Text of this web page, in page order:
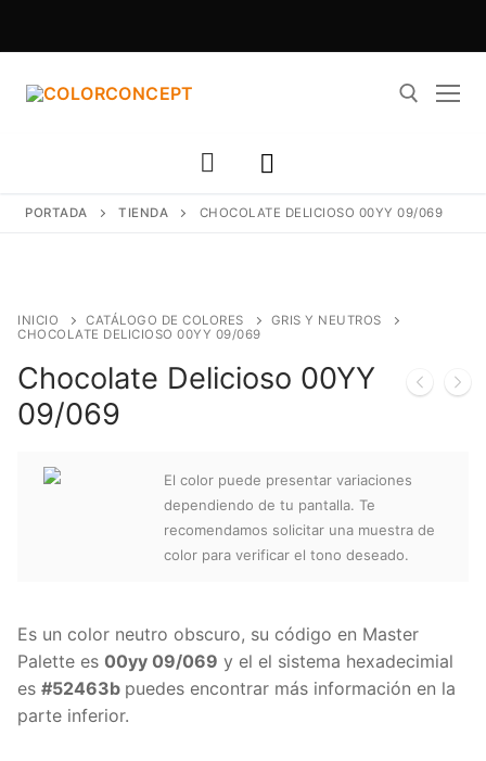
PORTADA TIENDA CHOCOLATE DELICIOSO 00YY 09/069
INICIO CATÁLOGO DE COLORES
GRIS Y NEUTROS
CHOCOLATE DELICIOSO 00YY 09/069
Chocolate Delicioso 00YY
09/069
El color puede presentar variaciones
dependiendo de tu pantalla. Te
recomendamos solicitar una muestra de
color para verificar el tono deseado.
Es un color neutro obscuro, su código en Master
Palette es 00yy 09/069 y el el sistema hexadecimial
es #52463b puedes encontrar más información en la
parte inferior.